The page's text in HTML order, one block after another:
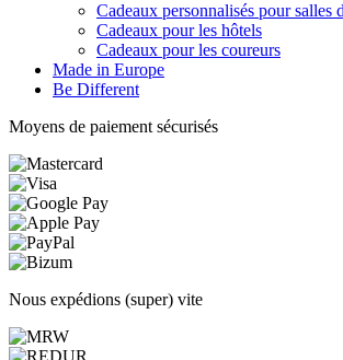
Cadeaux personnalisés pour salles
Cadeaux pour les hôtels
Cadeaux pour les coureurs
Made in Europe
Be Different
Moyens de paiement sécurisés
Nous expédions (super) vite